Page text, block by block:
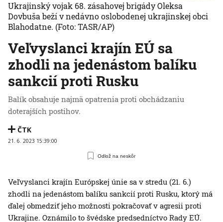
Veľvyslanci krajín EÚ sa
zhodli na jedenástom balíku
sankcií proti Rusku
Balík obsahuje najmä opatrenia proti obchádzaniu
doterajších postihov.
ČTK
21. 6. 2023 15:39:00
Odlož na neskôr
Ukrajinský vojak 68. zásahovej brigády Oleksa
Dovbuša beží v nedávno oslobodenej ukrajinskej obci
Blahodatne. (Foto: TASR/AP)
Veľvyslanci krajín Európskej únie sa v stredu (21. 6.)
zhodli na jedenástom balíku sankcií proti Rusku, ktorý má
ďalej obmedziť jeho možnosti pokračovať v agresii proti
Ukrajine. Oznámilo to švédske predsedníctvo Rady EÚ.